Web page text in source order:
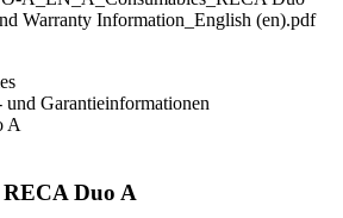
Warranty Information_English (en).pdf
und Garantieinformationen
A
RECA Duo A